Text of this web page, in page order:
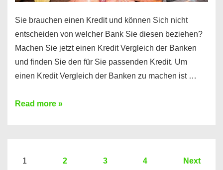
Sie brauchen einen Kredit und können Sich nicht
entscheiden von welcher Bank Sie diesen beziehen?
Machen Sie jetzt einen Kredit Vergleich der Banken
und finden Sie den für Sie passenden Kredit. Um
einen Kredit Vergleich der Banken zu machen ist …
Sie
Hier
Read more »
Seitennummerierung
1 2 3 4 Next